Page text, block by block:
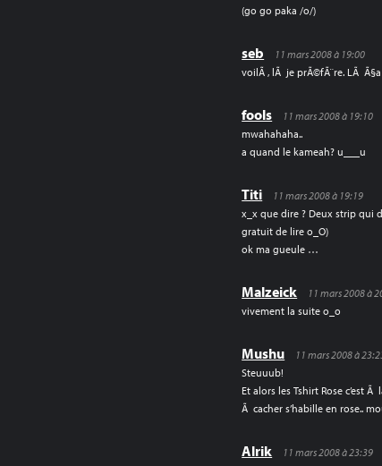
(go go paka /o/)
seb
11 mars 2008 à 19:00
voilÃ , lÃ je prÃ©fÃ¨re. LÃ
fools
11 mars 2008 à 19:10
mwahahaha..
a quand le kameah? u___u
Titi
11 mars 2008 à 19:19
x_x que dire ? Deux strip qui
gratuit de lire o_O)
ok ma gueule …
Malzeick
11 mars 2008 à
vivement la suite o_o
Mushu
11 mars 2008 à
Steuuub!
Et alors les Tshirt Rose c’est
Ã cacher s’habille en rose..
Alrik
11 mars 2008 à 23:39